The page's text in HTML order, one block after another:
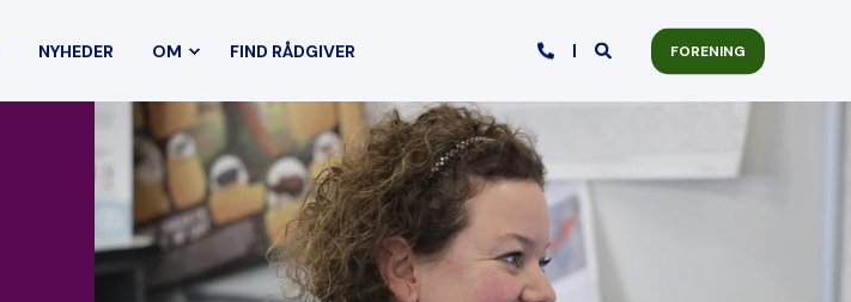
NYHEDER OM FIND RÅDGIVER FORENING